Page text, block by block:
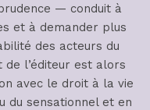
— conduit à
et à demander plus
des acteurs du
l’éditeur est alors
avec le droit à la vie
du sensationnel et en